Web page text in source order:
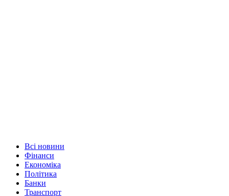
Всі новини
Фінанси
Економіка
Політика
Банки
Транспорт